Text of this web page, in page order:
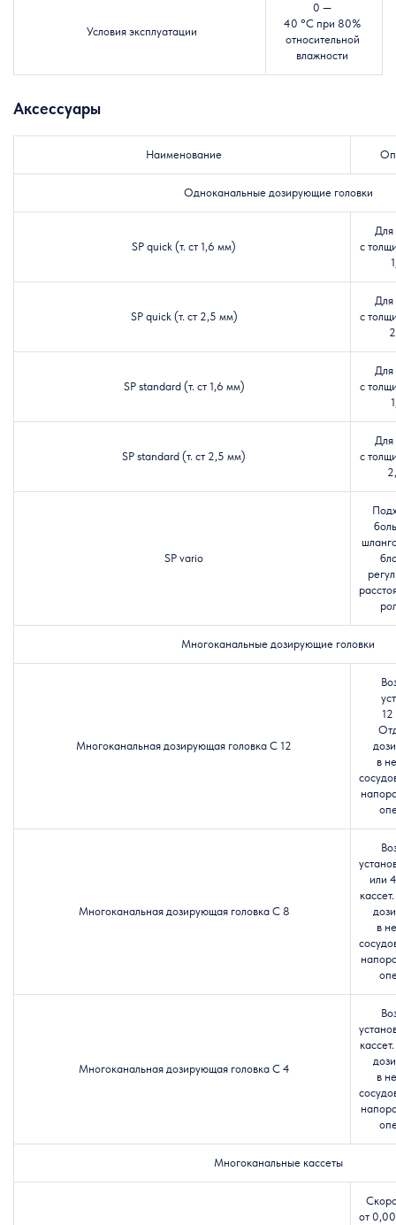
Условия эксплуатации
0 —
40 °C при 80%
относительной
влажности
Аксессуары
Наименование
Одноканальные дозирующие головки
SP quick (т. ст 1,6 мм)
Для
с
SP quick (т. ст 2,5 мм)
Для
с
SP standard (т. ст 1,6 мм)
Для
с
SP standard (т. ст 2,5 мм)
Для
с
SP vario
Многоканальные дозирующие головки
Многоканальная дозирующая головка C 12
12
в
Многоканальная дозирующая головка C 8
или
в
Многоканальная дозирующая головка C 4
в
Многоканальные кассеты
от